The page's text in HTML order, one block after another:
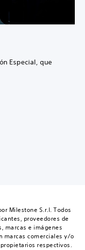
Especial, que
Milestone S.r.l. Todos
proveedores de
marcas e imágenes
marcas comerciales y/o
respectivos.